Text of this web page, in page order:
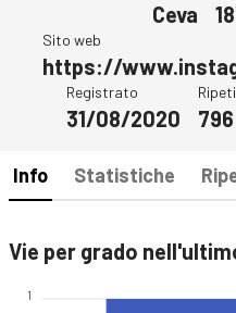
Ceva
Sito web
https://
Registrato
31/08/2020 796
Info Statistiche
Vie per grado
1